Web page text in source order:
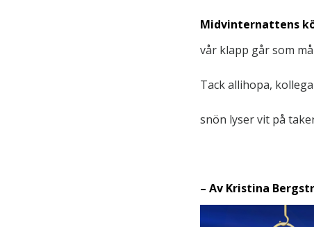
Midvinternattens
vår klapp går som
Tack allihopa,
snön lyser vit på
– Av Kristina